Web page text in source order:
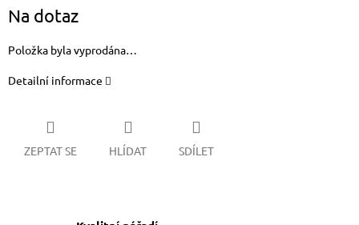
cena:
Na dotaz
Položka byla vyprodána…
Detailní informace
ZEPTAT SE HLÍDAT SDÍLET